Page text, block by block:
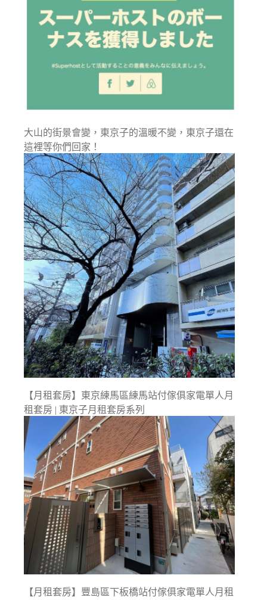
大山的街景會變，東京子的溫暖不變，東京子還在
這裡等你們回家！
【月租套房】東京練馬區練馬站付傢俱家電單人月
租套房 | 東京子月租套房系列
【月租套房】豐島區下板橋站付傢俱家電單人月租